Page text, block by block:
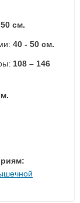
50 см.
40 - 50 см.
108 – 146